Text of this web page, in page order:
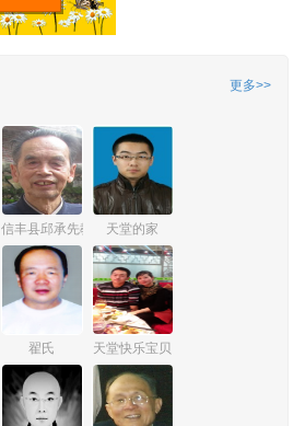
更多>>
信丰县邱承先教师纪念馆
天堂的家
翟氏 天堂快乐宝贝